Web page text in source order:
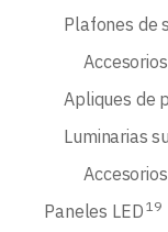
Plafones de
Apliques de
Luminarias
Paneles LED 19